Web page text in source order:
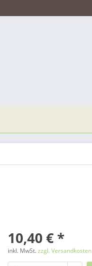
10,40 € *
inkl. MwSt.zzgl. Versandkosten